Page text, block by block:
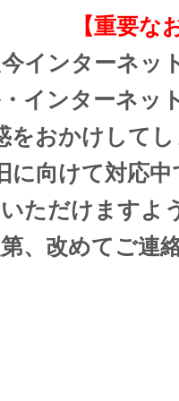
【重要な
今インターネッ
インターネッ
をおかけして
に向けて対応
ただけますよ
、改めてご連